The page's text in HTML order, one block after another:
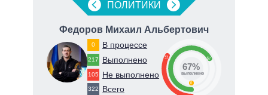
ПОЛИТИКИ
Федоров Михаил Альбертович
0 В процессе
217 Выполнено
105 Не выполнено
322 Всего
33 67
0
67%
выполнено